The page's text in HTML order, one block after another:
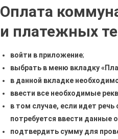
Оплата
и платежных
войти в приложение;
выбрать в меню вкладку
в данной вкладке
ввести все необходимые
в том случае, если идет
потребуется ввести данные
подтвердить сумму для